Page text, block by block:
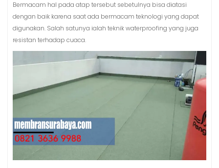
Bermacam hal pada atap tersebut sebetulnya bisa diatasi
dengan baik karena saat ada bermacam teknologi yang dapat
digunakan. Salah satunya ialah teknik waterproofing yang juga
resistan terhadap cuaca.